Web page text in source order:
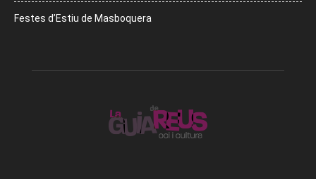
Festes d’Estiu de Masboquera